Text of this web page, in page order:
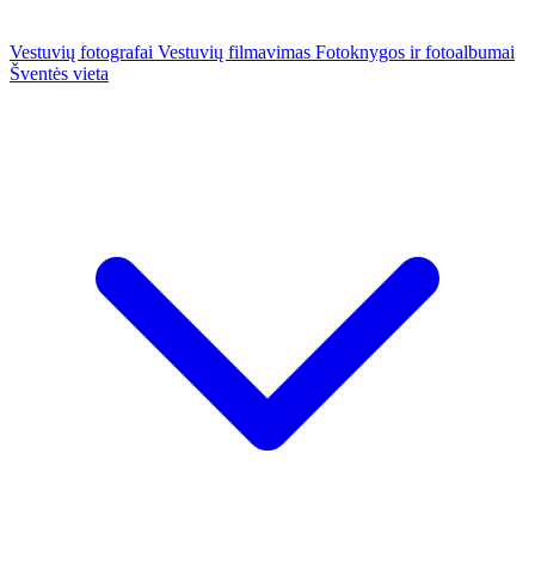
Vestuvių fotografai Vestuvių filmavimas Fotoknygos ir fotoalbumai
Šventės vieta